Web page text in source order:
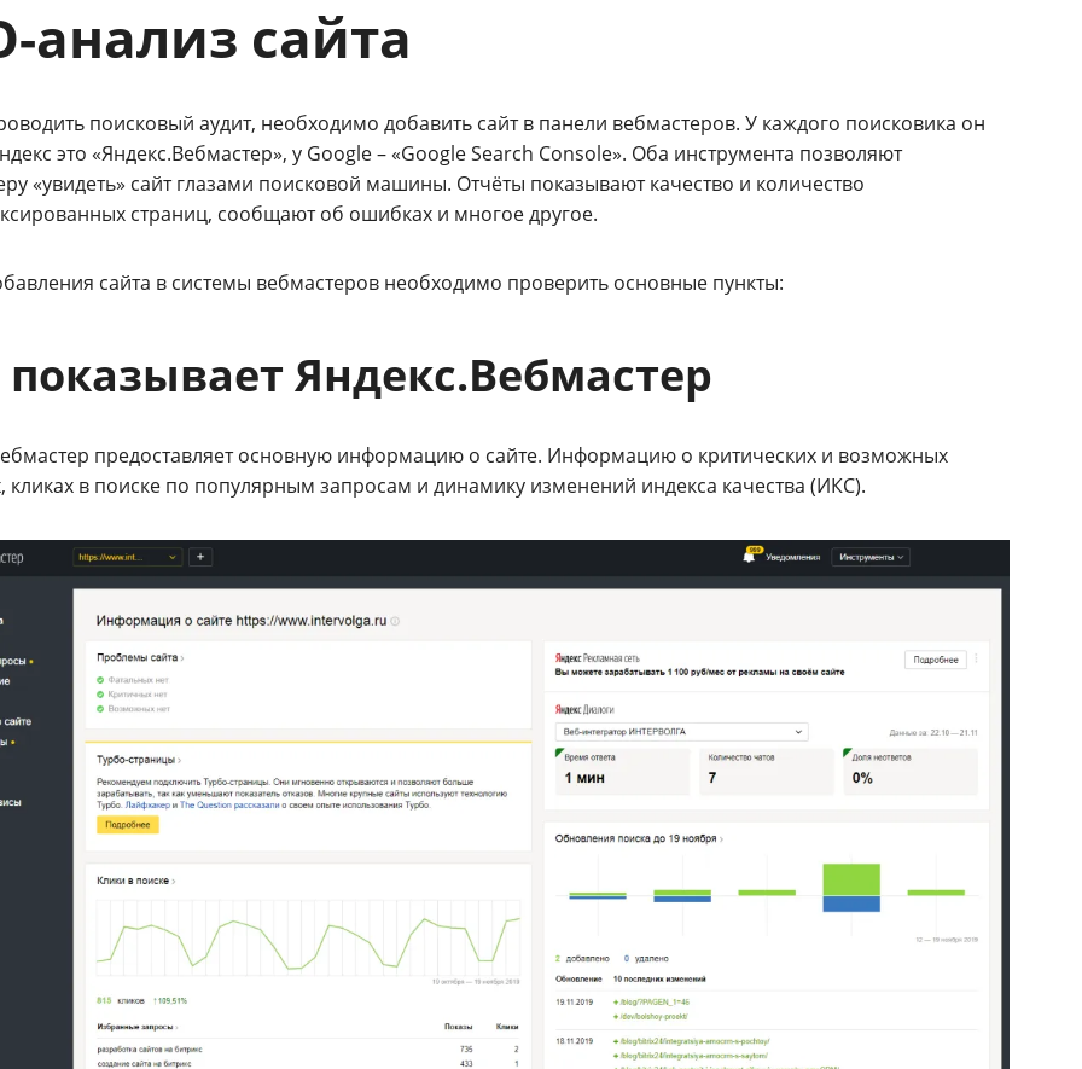
анализ сайта
поисковый аудит, необходимо добавить сайт в панели вебмастеров. У каждого поисковика он
это «Яндекс.Вебмастер», у Google – «Google Search Console». Оба инструмента позволяют
«увидеть» сайт глазами поисковой машины. Отчёты показывают качество и количество
страниц, сообщают об ошибках и многое другое.
сайта в системы вебмастеров необходимо проверить основные пункты:
Яндекс.Вебмастер
предоставляет основную информацию о сайте. Информацию о критических и возможных
кликах в поиске по популярным запросам и динамику изменений индекса качества (ИКС).